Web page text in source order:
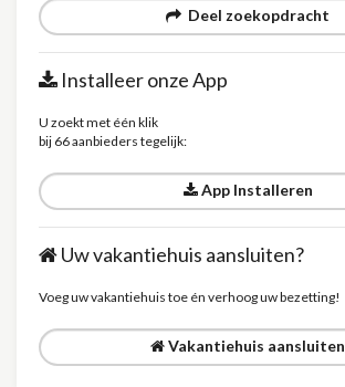
Deel zoekopdracht
Installeer onze App
U zoekt met één klik
bij 66 aanbieders tegelijk:
App Installeren
Uw vakantiehuis aansluiten?
Voeg uw vakantiehuis toe én verhoog uw bezetting!
Vakantiehuis aansluiten